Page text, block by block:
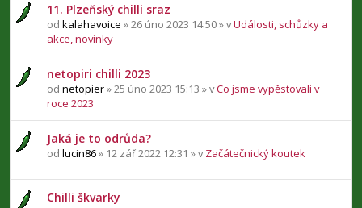
11. Plzeňský chilli sraz
od kalahavoice » 26 úno 2023 14:50 » vUdálosti, schůzky a
akce, novinky
netopiri chilli 2023
od netopier» 25 úno 2023 15:13 » vCo jsme vypěstovali v
roce 2023
Jaká je to odrůda?
od lucin86» 12 zář 2022 12:31 » vZačátečnický koutek
Chilli škvarky